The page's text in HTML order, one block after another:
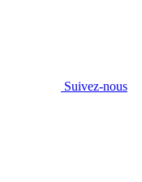
Suivez-nous